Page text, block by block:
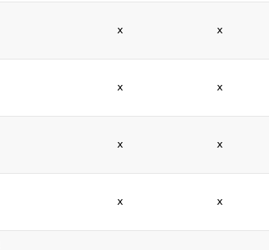
x x
x x
x x
x x